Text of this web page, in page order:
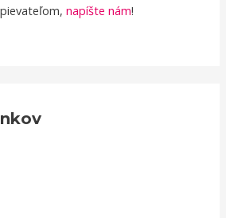
napíšte nám!